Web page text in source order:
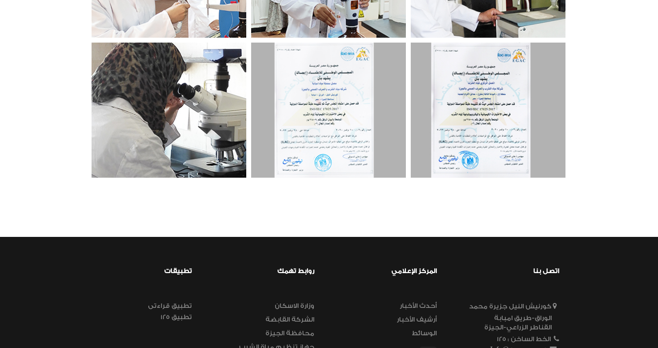
تطبيقات
تطبيق قراءتى
تطبيق 125
روابط تهمك
وزارة الاسكان
الشركة القابضة
محافظة الجيزة
المركز الإعلامي
أحدث الأخبار
أرشيف الأخبار
الوسائط
اتصل بنا
الوراق-طريق امبابة
القناطر الزراعي-الجيزة
125 : الخط الساخن